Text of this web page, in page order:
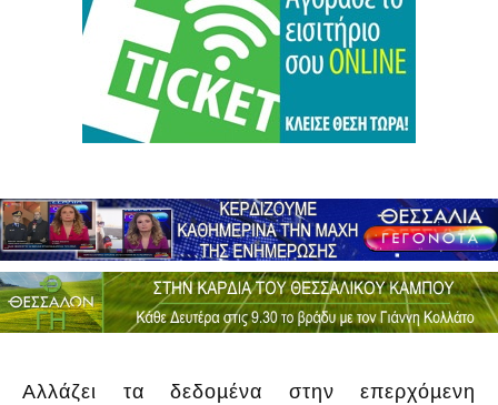
Αλλάζει τα δεδοµένα στην επερχόµενη